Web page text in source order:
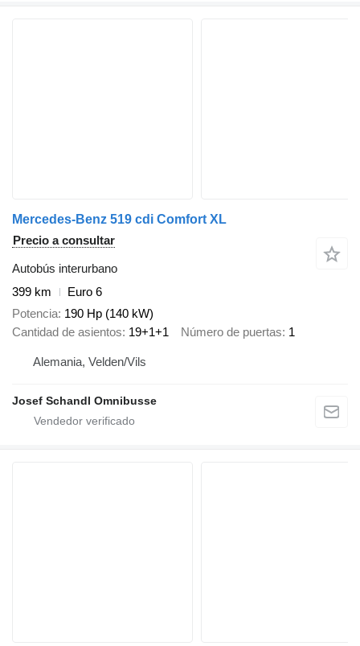
Mercedes-Benz 519 cdi Comfort XL
Precio a consultar
Autobús interurbano
399 km
Euro 6
Potencia 190 Hp (140 kW)
Cantidad de asientos 19+1+1 Número de puertas 1
Alemania, Velden/Vils
Josef Schandl Omnibusse